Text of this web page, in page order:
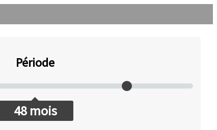
Période
48 mois